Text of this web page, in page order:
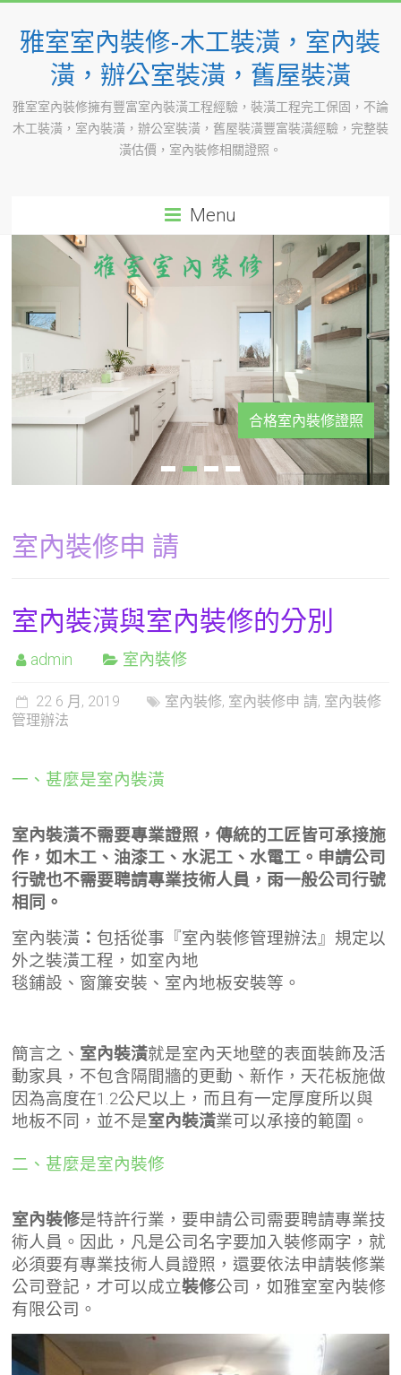
content
雅室室內裝修-木工裝潢，室內裝
潢，辦公室裝潢，舊屋裝潢
雅室室內裝修擁有豐富室內裝潢工程經驗，裝潢工程完工保固，不論
木工裝潢，室內裝潢，辦公室裝潢，舊屋裝潢豐富裝潢經驗，完整裝
潢估價，室內裝修相關證照。
Menu
合格室內裝修證照
室內裝修申 請
室內裝潢與室內裝修的分別
admin 室內裝修
22 6 月, 2019 室內裝修, 室內裝修申 請, 室內裝修
管理辦法
一、甚麼是室內裝潢
室內裝潢不需要專業證照，傳統的工匠皆可承接施
作，如木工、油漆工、水泥工、水電工。申請公司
行號也不需要聘請專業技術人員，雨一般公司行號
相同。
室內裝潢 ： 包括從事『室內裝修管理辦法』規定以
外之裝潢工程，如室內地
毯鋪設、窗簾安裝、室內地板安裝等。
簡言之、 室內裝潢就是室內天地壁的表面裝飾及活
動家具，不包含隔間牆的更動、新作，天花板施做
因為高度在1.2公尺以上，而且有一定厚度所以與
地板不同，並不是室內裝潢業可以承接的範圍。
二、甚麼是室內裝修
室內裝修是特許行業，要申請公司需要聘請專業技
術人員。因此，凡是公司名字要加入裝修兩字，就
必須要有專業技術人員證照，還要依法申請裝修業
公司登記，才可以成立裝修公司，如雅室室內裝修
有限公司。